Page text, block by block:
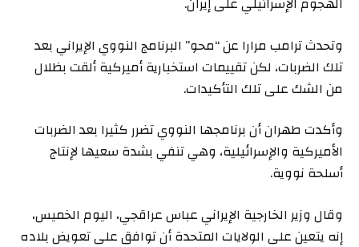
وتحدث ترامب مرارا عن “محو” البرنامج النووي الإيراني بعد
تلك الضربات، لكن تقييمات استخبارية أميركية ألقت بظلال
من الشك على تلك التأكيدات.
وأكدت طهران أن برنامجها النووي تضرر كثيرا بعد الضربات
الأميركية والإسرائيلية، وهي تنفي بشدة سعيها لإنتاج
أسلحة نووية.
وقال وزير الخارجية الإيراني عباس عراقجي، اليوم الخميس،
إنه يتعين على الولايات المتحدة أن توافق على تعويض بلاده